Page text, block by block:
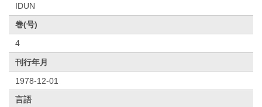
IDUN
巻(号)
4
刊行年月
1978-12-01
言語